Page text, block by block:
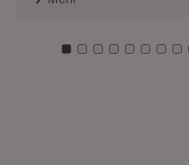
Zu Kachel: 0
Zu Kachel: 1
Zu Kachel: 2
Zu Kachel:
ZuZuZu